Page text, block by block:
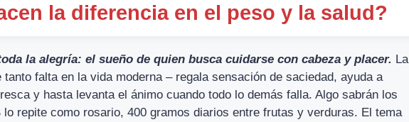
la diferencia en el peso y la salud?
la alegría: el sueño de quien busca cuidarse con cabeza y placer. La
falta en la vida moderna – regala sensación de saciedad, ayuda a
y hasta levanta el ánimo cuando todo lo demás falla. Algo sabrán los
repite como rosario, 400 gramos diarios entre frutas y verduras. El tema